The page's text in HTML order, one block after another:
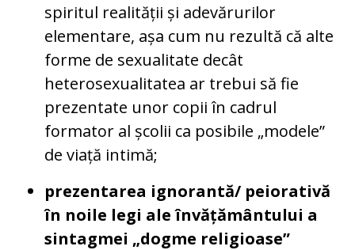
spiritul realității și adevărurilor
elementare, așa cum nu rezultă că alte
forme de sexualitate decât
heterosexualitatea ar trebui să fie
prezentate unor copii în cadrul
formator al școlii ca posibile „modele”
de viață intimă;
prezentarea ignorantă/ peiorativă
în noile legi ale învățământului a
sintagmei „dogme religioase”